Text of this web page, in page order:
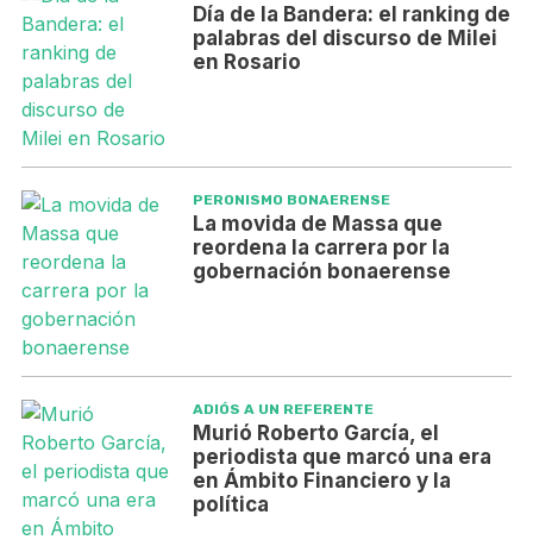
Día de la Bandera: el ranking de
palabras del discurso de Milei
en Rosario
PERONISMO BONAERENSE
La movida de Massa que
reordena la carrera por la
gobernación bonaerense
ADIÓS A UN REFERENTE
Murió Roberto García, el
periodista que marcó una era
en Ámbito Financiero y la
política